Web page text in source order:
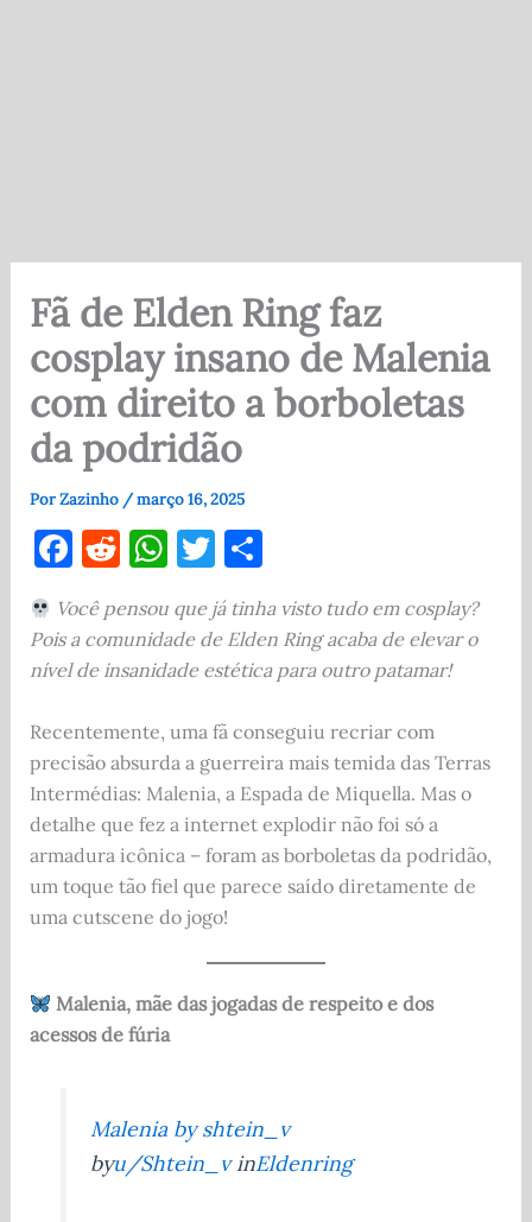
Fã de Elden Ring faz
cosplay insano de Malenia
com direito a borboletas
da podridão
PorZazinho /março 16, 2025
F
c
e
o
o
k
R
d
di
W
at
s
p
p
T
w
it
te
S
ar
e
Você pensou que já tinha visto tudo em cosplay?
Pois a comunidade de Elden Ring acaba de elevar o
nível de insanidade estética para outro patamar!
Recentemente, uma fã conseguiu recriar com
precisão absurda a guerreira mais temida das Terras
Intermédias: Malenia, a Espada de Miquella. Mas o
detalhe que fez a internet explodir não foi só a
armadura icônica – foram as borboletas da podridão,
um toque tão fiel que parece saído diretamente de
uma cutscene do jogo!
Malenia, mãe das jogadas de respeito e dos
acessos de fúria
Malenia by shtein_v
byu/Shtein_vinEldenring